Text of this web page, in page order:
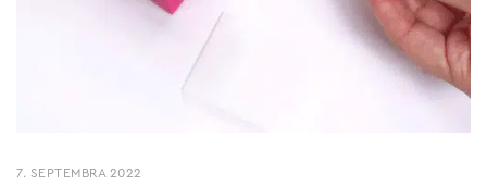
7. SEPTEMBRA 2022